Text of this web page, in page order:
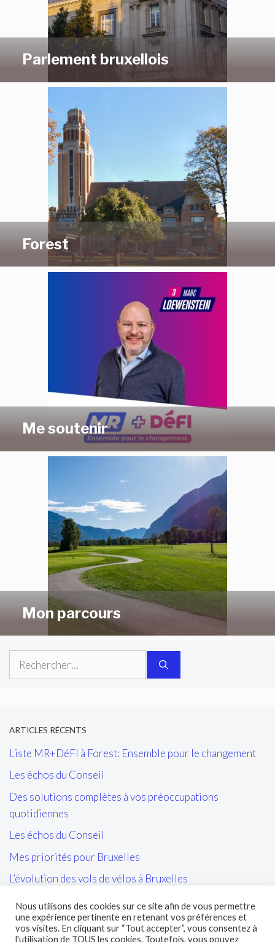
Parlement bruxellois
Forest
Me soutenir
Mon parcours
Rechercher :
ARTICLES RÉCENTS
Liste MR+DéFI à Forest: Ensemble pour le changement
Les échos du Conseil
Des solutions complètes à vos préoccupations
quotidiennes
Les échos du Conseil
Mes priorités pour Bruxelles
L’évolution des vols de vélos à Bruxelles
Les tags/affiches/autocollants perturbant l’ordre public
et la cohésion sociale
L’entretien des sites propres de la STIB et de leurs abords
Nous utilisons des cookies sur ce site afin de vous permettre
une expérience pertinente en retenant vos préférences et
vos visites. En cliquant sur “Tout accepter”, vous consentez à
l'utilisation de TOUS les cookies. Toutefois, vous pouvez